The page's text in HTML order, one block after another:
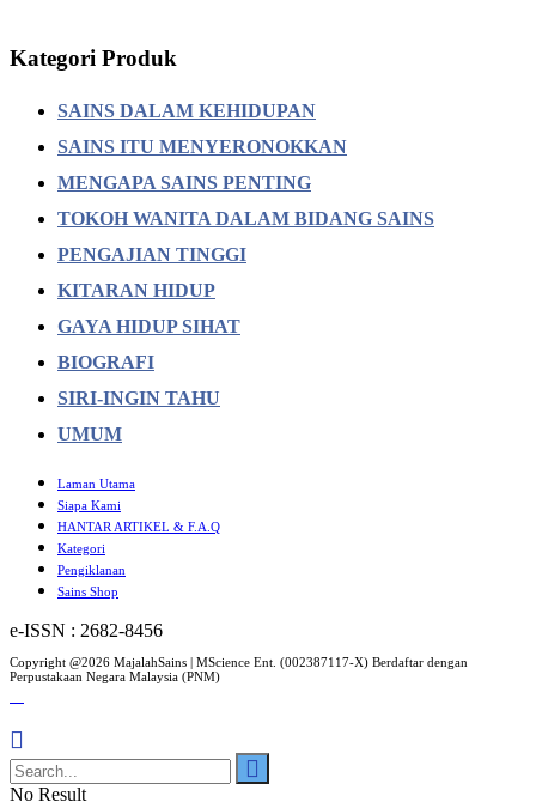
Kategori Produk
SAINS DALAM KEHIDUPAN
SAINS ITU MENYERONOKKAN
MENGAPA SAINS PENTING
TOKOH WANITA DALAM BIDANG SAINS
PENGAJIAN TINGGI
KITARAN HIDUP
GAYA HIDUP SIHAT
BIOGRAFI
SIRI-INGIN TAHU
UMUM
Laman Utama
Siapa Kami
HANTAR ARTIKEL & F.A.Q
Kategori
Pengiklanan
Sains Shop
e-ISSN : 2682-8456
Copyright @2026 MajalahSains | MScience Ent. (002387117-X) Berdaftar dengan
Perpustakaan Negara Malaysia (PNM)
No Result